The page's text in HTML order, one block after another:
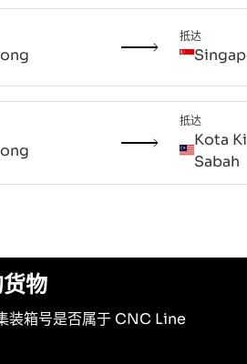
抵达
抵达
Kota
Sabah
物
装箱号是否属于 CNC Line